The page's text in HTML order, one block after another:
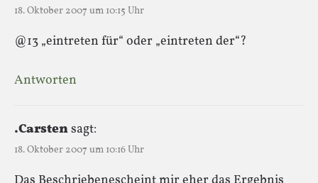
18. Oktober 2007 um 10:15 Uhr
@13 „eintreten für“ oder „eintreten der“?
Antworten
.Carstensagt:
18. Oktober 2007 um 10:16 Uhr